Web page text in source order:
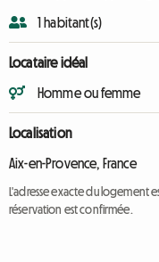
1 habitant(s)
Locataire idéal
Homme ou femme
Localisation
Aix-en-Provence, France
L'adresse exacte du logement
réservation est confirmée.